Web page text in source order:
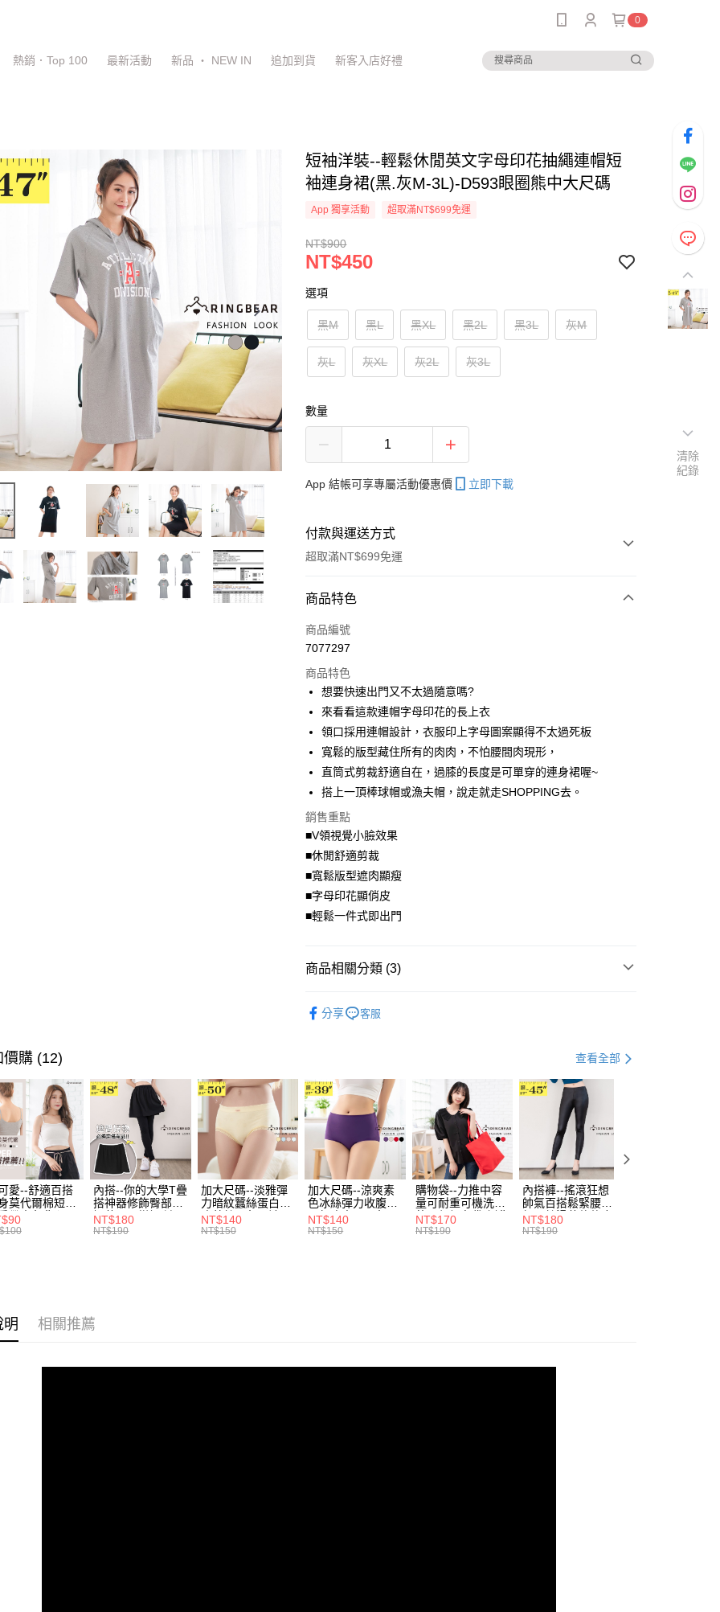
0
熱銷．Top 100 最新活動 新品 ‧ NEW IN 追加到貨 新客入店好禮
短袖洋裝--輕鬆休閒英文字母印花抽繩連帽短
袖連身裙(黑.灰M-3L)-D593眼圈熊中大尺碼
App 獨享活動 超取滿NT$699免運
NT$900
NT$450
選項
黑M 黑L 黑XL 黑2L 黑3L 灰M
灰L 灰XL 灰2L 灰3L
數量
App 結帳可享專屬活動優惠價 立即下載
付款與運送方式
超取滿NT$699免運
付款方式
信用卡一次付款
LINE Pay
Apple Pay
街口支付
悠遊付
全盈+PAY
大哥付你分期
相關說明
【大哥付你分期使用說明】
1.本服務由台灣大哥大提供，台灣大哥大用戶可立即使用無須另外申請。
3.實際核准額度、可分期數及費用金額請依後續交易確認頁面所載為準。
無法說明評估內容。
帳／街口支付／iPASS MONEY」等通路繳費。
【注意事項】
1.本服務係由「台灣大哥大股份有限公司」（以下簡稱本公司）所提供，讓
用戶於交易時，得透過本服務購買商品或服務，並由商店將買賣／分期付
款買賣價金債權讓與本公司後，依約使用本公司帳單繳交帳款。
2.基於同意付款使用「大哥付你分期」之契約關係目的，商店將以您的個人
資料（包含姓名、電話或地址）提供予台灣大哥大進項蒐集、處理及利
用，由本公司與您本人進行分期帳單所需資料之確認、核對及更正。
3.完整用戶服務條款，請詳閱以下連結：
https://oppay.tw/userRule
AFTEE先享後付
AFTEE先享後付是「在收到商品之後才付款」的支付方式。 讓您購物簡單
便利好安心！
２．便利：只要手機號碼，簡訊認證，即可結帳。
３．安心：先確認商品／服務後，再付款。
１．於結帳方式選擇「AFTEE先享後付」後，將跳轉至「AFTEE先享後
付」結帳頁面，進行簡訊認證並確認金額後，即可完成結帳。
２．訂單成立數日內，您將收到繳費通知簡訊。
３．收到繳費通知簡訊後14天內，點擊此簡訊中的連結，可透過四大超商
／ATM／網路銀行／等多元方式進行付款，方視為交易完成。
※ 請注意：結帳手續完成當下不需立刻繳費，但若您需要取消訂單，請聯
絡購買商品的店家。未經商家同意取消之訂單仍視為有效，需透過AFTEE
先享後付繳納相關費用。
※ 交易是否成功請以「AFTEE先享後付 」之結帳頁面顯示為準，若有關於
是否繳費成功／繳費後需取消欲退款等相關疑問，請聯繫「AFTEE先享後
付客戶支援中心」https://netprotections.freshdesk.com/support/home
【注意事項】
４．使用「AFTEE先享後付」時，將依據個別帳號之用戶狀況，依本公司
運送方式
付款後全家取貨
每筆NT$70，滿NT$699(含以上)免運費
7-11取貨付款
每筆NT$70，滿NT$799(含以上)免運費
付款後7-11取貨
每筆NT$70，滿NT$699(含以上)免運費
商品特色
商品編號
7077297
商品特色
想要快速出門又不太過隨意嗎?
來看看這款連帽字母印花的長上衣
領口採用連帽設計，衣服印上字母圖案顯得不太過死板
寬鬆的版型藏住所有的肉肉，不怕腰間肉現形，
直筒式剪裁舒適自在，過膝的長度是可單穿的連身裙喔~
搭上一頂棒球帽或漁夫帽，說走就走SHOPPING去。
銷售重點
■V領視覺小臉效果
■休閒舒適剪裁
■寬鬆版型遮肉顯瘦
■字母印花顯俏皮
■輕鬆一件式即出門
商品相關分類 (3)
分享 客服
價購 (12) 查看全部
愛--舒適百搭
莫代爾棉短版
帶素色背心
黑.灰L-2L)-
內搭--你的大學T疊
搭神器修飾臀部下
擺萬用內搭裙/遮臀
裙(黑2L-6L)-Q155
NT$180
NT$190
加大尺碼--淡雅彈
力暗紋蠶絲蛋白無
痕蕾絲三角內褲
(白.粉.藍.黃XL-
NT$140
NT$150
加大尺碼--涼爽素
色冰絲彈力收腹提
臀無痕中腰三角內
褲(黑.紅.粉.紫L-
NT$140
NT$150
購物袋--力推中容
量可耐重可機洗烘
乾環保帆布袋/側背
包(黑.紅.米F)-
NT$170
NT$190
內搭褲--搖滾狂想
帥氣百搭鬆緊腰頭
超彈絲滑薄款仿皮
褲(黑XL-6L)-R179
NT$180
NT$190
明 相關推薦
清除
紀錄